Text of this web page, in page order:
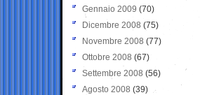
Gennaio 2009 (70)
Dicembre 2008 (75)
Novembre 2008 (77)
Ottobre 2008 (67)
Settembre 2008 (56)
Agosto 2008 (39)